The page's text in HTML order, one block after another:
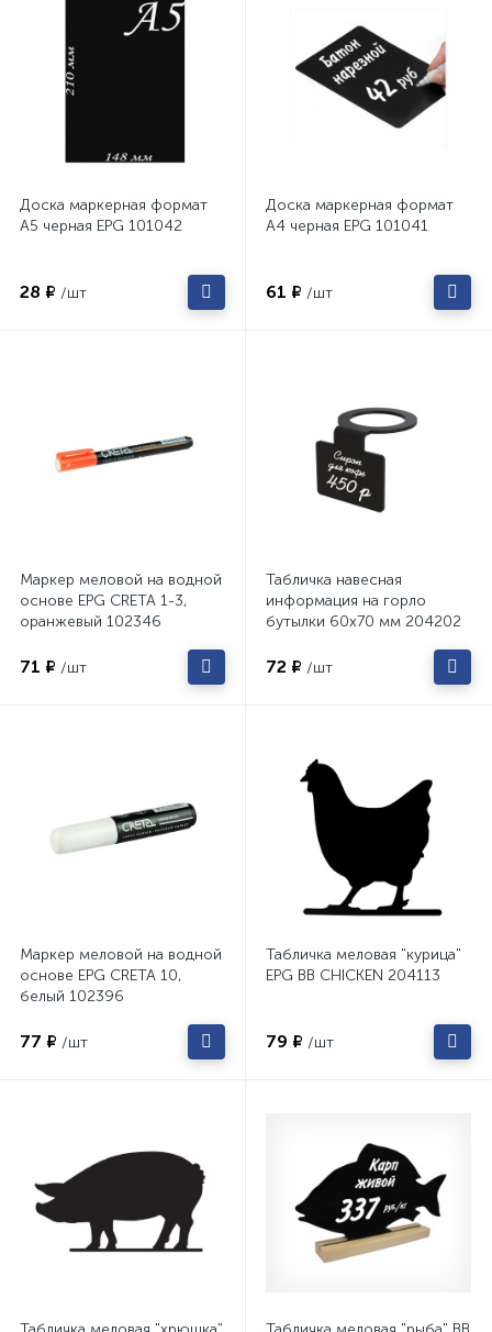
Доска маркерная формат
А5 черная EPG 101042
28 ₽ /шт
Доска маркерная формат
А4 черная EPG 101041
61 ₽ /шт
Маркер меловой на водной
основе EPG CRETA 1-3,
оранжевый 102346
71 ₽ /шт
Табличка навесная
информация на горло
бутылки 60х70 мм 204202
72 ₽ /шт
Маркер меловой на водной
основе EPG CRETA 10,
белый 102396
77 ₽ /шт
Табличка меловая "курица"
EPG BB CHICKEN 204113
79 ₽ /шт